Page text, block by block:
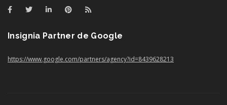
Insignia Partner de Google
https://www.google.com/partners/agency?id=8439628213